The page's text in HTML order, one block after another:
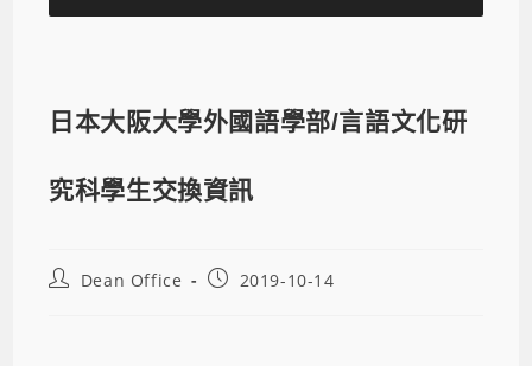
日本大阪大學外國語學部/言語文化研
究科學生交換資訊
Dean Office 2019-10-14